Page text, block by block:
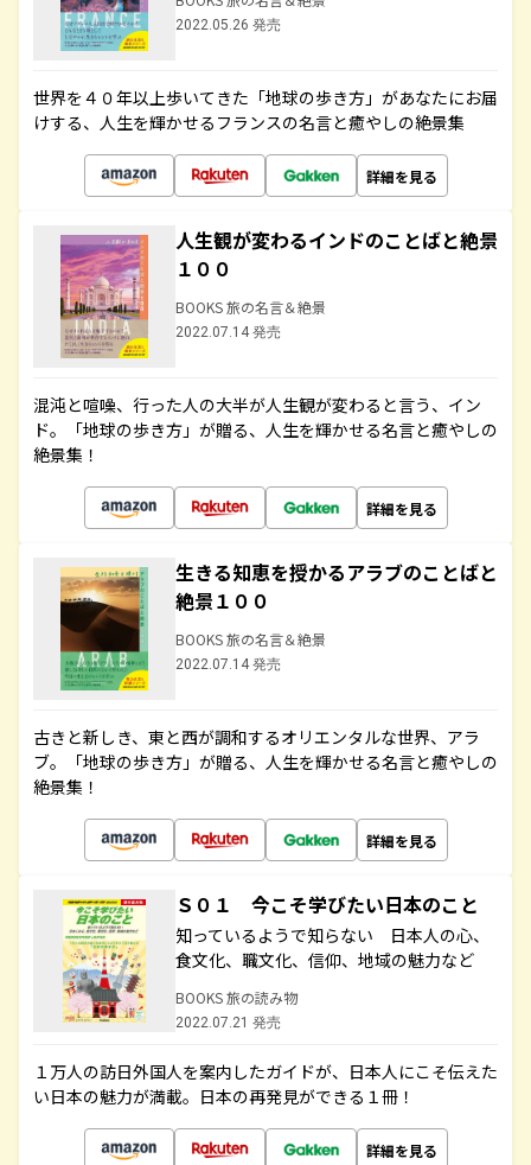
2022.05.26 発売
世界を４０年以上歩いてきた「地球の歩き方」があなたにお届
けする、人生を輝かせるフランスの名言と癒やしの絶景集
詳細を見る
人生観が変わるインドのことばと絶景
１００
BOOKS 旅の名言＆絶景
2022.07.14 発売
混沌と喧噪、行った人の大半が人生観が変わると言う、イン
ド。「地球の歩き方」が贈る、人生を輝かせる名言と癒やしの
絶景集！
詳細を見る
生きる知恵を授かるアラブのことばと
絶景１００
BOOKS 旅の名言＆絶景
2022.07.14 発売
古きと新しき、東と西が調和するオリエンタルな世界、アラ
ブ。「地球の歩き方」が贈る、人生を輝かせる名言と癒やしの
絶景集！
詳細を見る
Ｓ０１ 今こそ学びたい日本のこと
知っているようで知らない 日本人の心、
食文化、職文化、信仰、地域の魅力など
BOOKS 旅の読み物
2022.07.21 発売
１万人の訪日外国人を案内したガイドが、日本人にこそ伝えた
い日本の魅力が満載。日本の再発見ができる１冊！
詳細を見る